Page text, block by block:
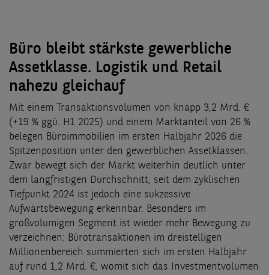
Büro bleibt stärkste gewerbliche
Assetklasse. Logistik und Retail
nahezu gleichauf
Mit einem Transaktionsvolumen von knapp 3,2 Mrd. €
(+19 % ggü. H1 2025) und einem Marktanteil von 26 %
belegen Büroimmobilien im ersten Halbjahr 2026 die
Spitzenposition unter den gewerblichen Assetklassen.
Zwar bewegt sich der Markt weiterhin deutlich unter
dem langfristigen Durchschnitt, seit dem zyklischen
Tiefpunkt 2024 ist jedoch eine sukzessive
Aufwärtsbewegung erkennbar. Besonders im
großvolumigen Segment ist wieder mehr Bewegung zu
verzeichnen: Bürotransaktionen im dreistelligen
Millionenbereich summierten sich im ersten Halbjahr
auf rund 1,2 Mrd. €, womit sich das Investmentvolumen